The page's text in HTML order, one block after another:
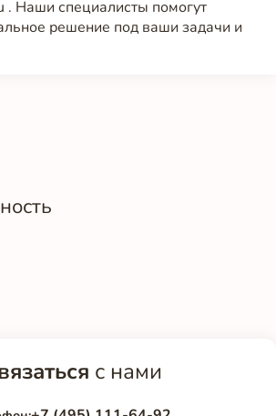
. Наши специалисты помогут
решение под ваши задачи и
с нами